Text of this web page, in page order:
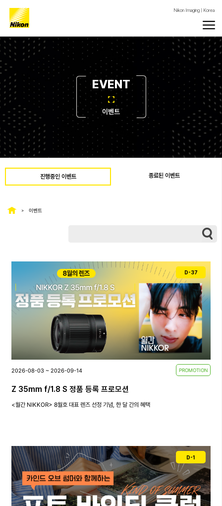
Nikon Imaging | Korea
EVENT
이벤트
진행중인 이벤트 종료된 이벤트
이벤트
Z 35mm f/1.8 S 정품 등록 프로모션
PROMOTION
<월간 NIKKOR> 8월호 대표 렌즈 선정 기념, 한 달 간의 혜택
2026-08-03 ~ 2026-09-14
D-37
D-1